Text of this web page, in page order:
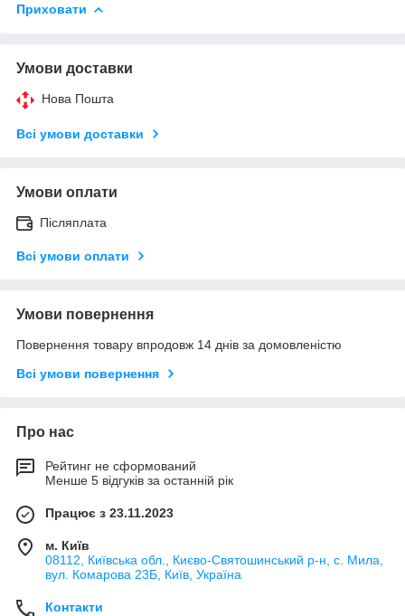
Приховати
Умови доставки
Нова Пошта
Всі умови доставки
Умови оплати
Післяплата
Всі умови оплати
Умови повернення
Повернення товару впродовж 14 днів за домовленістю
Всі умови повернення
Про нас
Рейтинг не сформований
Менше 5 відгуків за останній рік
Працює з 23.11.2023
м. Київ
08112, Київська обл., Києво-Святошинський р-н, с. Мила,
вул. Комарова 23Б, Київ, Україна
Контакти